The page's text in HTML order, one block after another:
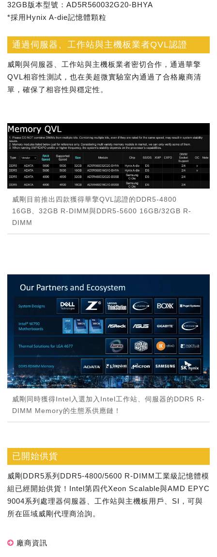
32GB版本型號：AD5R560032G20-BHYA
*採用Hynix A-die記憶體顆粒
通過伺服器、工作站與主機板業者QVL認證
威剛與伺服器、工作站與主機板業者密切合作，通過華擎
QVL相容性測試，也在美超微實驗室內通過了合格廠商清
單，確保了相容性與穩定性。
威剛目前推出四款獲得華擎QVL認證的DDR5-4800
16GB、32GB R-DIMM與DDR5-5600 16GB/32GB R-
DIMM
威剛同時獲得Intel入選加入Intel工作站、伺服器的DDR5 R-
DIMM Memory的生態系供應鏈！
已開始供貨
威剛DDR5系列DDR5-4800/5600 R-DIMM工業級記憶體模
組已經開始供貨！Intel第四代Xeon Scalable與AMD EPYC
9004系列處理器伺服器、工作站與主機板用戶、SI，可與
所在區域威剛代理商洽詢。
廠商資訊